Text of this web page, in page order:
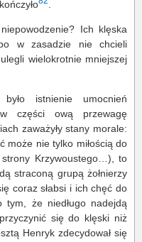
Ich klęska
w zasadzie nie chcieli
wielokrotnie mniejszej
istnienie umocnień
części ową przewagę
zaważyły stany morale:
może nie tylko miłością do
Krzywoustego…), to
straconą grupą żołnierzy
coraz słabsi i ich chęć do
tym, że niedługo nadejdą
się do klęski niż
Henryk zdecydował się